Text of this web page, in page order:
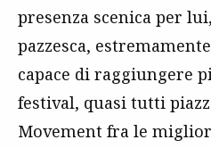
presenza scenica per
pazzesca,
capace di raggiungere
festival, quasi tutti
Movement fra le